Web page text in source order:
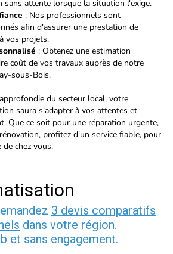
sans attente lorsque la situation l'exige.
: Nos professionnels sont
afin d'assurer une prestation de
vos projets.
: Obtenez une estimation
coût de vos travaux auprès de notre
sous-Bois.
du secteur local, votre
saura s'adapter à vos attentes et
Que ce soit pour une réparation urgente,
profitez d'un service fiable, pour
chez vous.
3 devis comparatifs
dans votre région.
et sans engagement.